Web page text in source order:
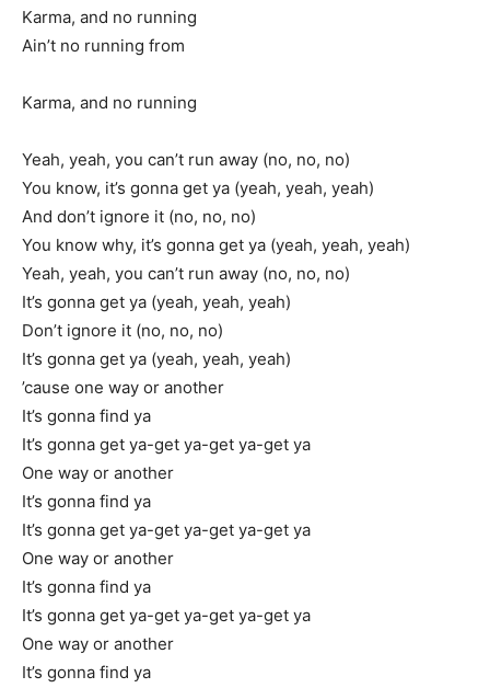
Karma, and no running
Ain’t no running from
Karma, and no running
Yeah, yeah, you can’t run away (no, no, no)
You know, it’s gonna get ya (yeah, yeah, yeah)
And don’t ignore it (no, no, no)
You know why, it’s gonna get ya (yeah, yeah, yeah)
Yeah, yeah, you can’t run away (no, no, no)
It’s gonna get ya (yeah, yeah, yeah)
Don’t ignore it (no, no, no)
It’s gonna get ya (yeah, yeah, yeah)
’cause one way or another
It’s gonna find ya
It’s gonna get ya-get ya-get ya-get ya
One way or another
It’s gonna find ya
It’s gonna get ya-get ya-get ya-get ya
One way or another
It’s gonna find ya
It’s gonna get ya-get ya-get ya-get ya
One way or another
It’s gonna find ya